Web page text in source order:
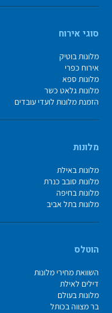
סוגי אירוח
מלונות בוטיק
אירוח כפרי
מלונות ספא
מלונות גלאט כשר
הזמנת מלונות לועדי עובדים
מלונות
מלונות באילת
מלונות סובב כנרת
מלונות בחיפה
מלונות בתל אביב
הוטלס
השוואת מחירי מלונות
דילים לאילת
מלונות בעולם
בר מצווה בכותל